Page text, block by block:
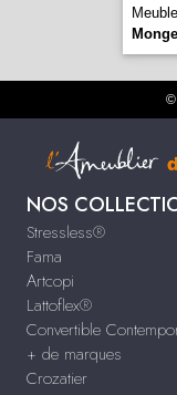
Monge
©
NOS
Stressless®
Fama
Artcopi
Lattoflex®
Convertible
+ de marques
Crozatier